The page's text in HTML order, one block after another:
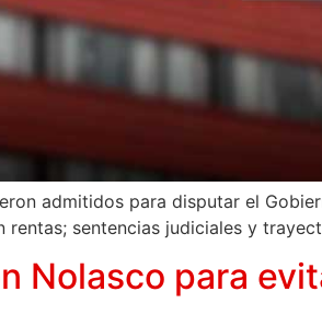
admitidos para disputar el
sentencias judiciales y
Nolasco para